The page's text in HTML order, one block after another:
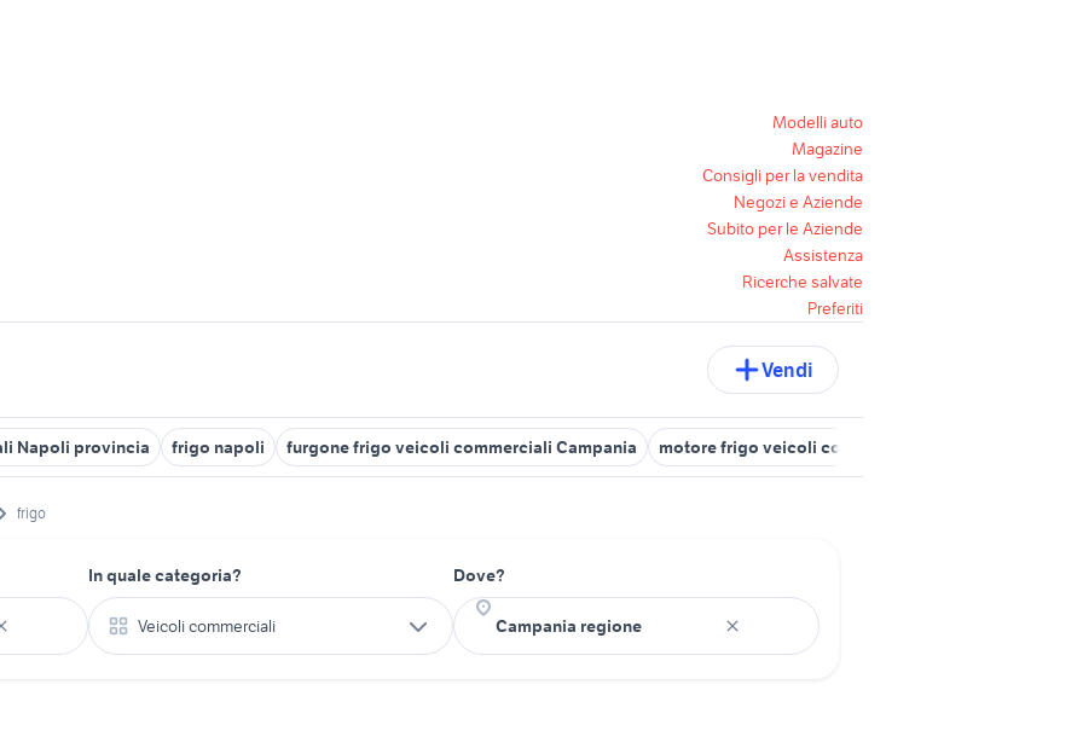
Modelli auto
Magazine
Consigli per la vendita
Negozi e Aziende
Subito per le Aziende
Assistenza
Ricerche salvate
Preferiti
Vendi
Napoli provincia frigo napoli furgone frigo veicoli commerciali Campania motore frigo veicoli commerciali
frigo
In quale categoria?
Veicoli commerciali
Dove?